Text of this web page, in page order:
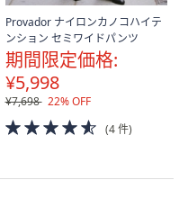
Provador ナイロンカノコハイテ
ンション セミワイドパンツ
期間限定価格:
¥5,998
¥7,698 22% OFF
4.5
of
(4 件)